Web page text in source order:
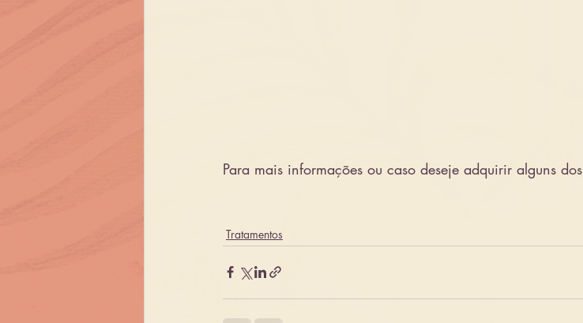
Para mais informações ou caso deseje adquirir alguns
Tratamentos